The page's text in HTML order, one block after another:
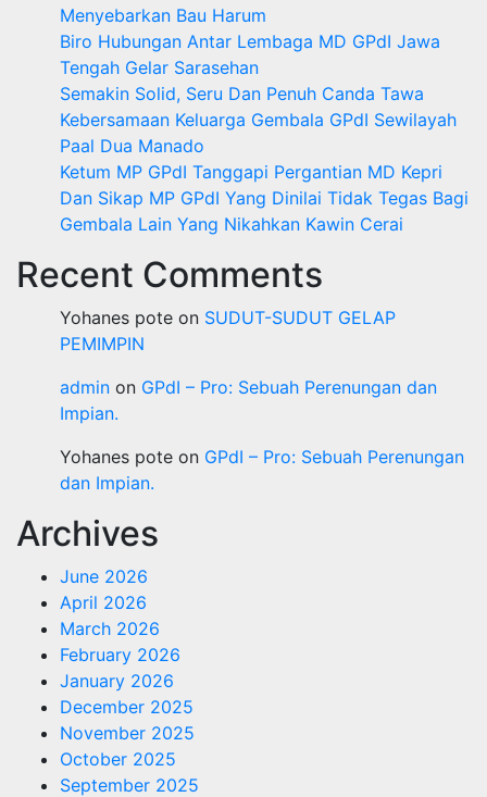
Menyebarkan Bau Harum
Biro Hubungan Antar Lembaga MD GPdI Jawa
Tengah Gelar Sarasehan
Semakin Solid, Seru Dan Penuh Canda Tawa
Kebersamaan Keluarga Gembala GPdI Sewilayah
Paal Dua Manado
Ketum MP GPdI Tanggapi Pergantian MD Kepri
Dan Sikap MP GPdI Yang Dinilai Tidak Tegas Bagi
Gembala Lain Yang Nikahkan Kawin Cerai
Recent Comments
Yohanes pote on SUDUT-SUDUT GELAP
PEMIMPIN
admin on GPdI – Pro: Sebuah Perenungan dan
Impian.
Yohanes pote on GPdI – Pro: Sebuah Perenungan
dan Impian.
Archives
June 2026
April 2026
March 2026
February 2026
January 2026
December 2025
November 2025
October 2025
September 2025